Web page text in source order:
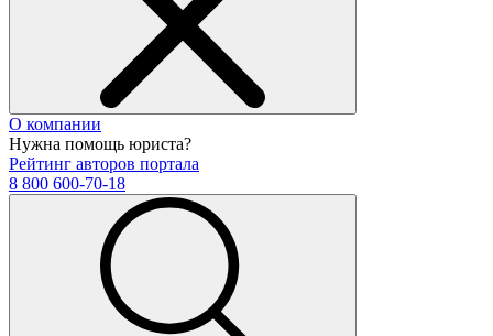
О компании
Нужна помощь юриста?
Рейтинг авторов портала
8 800 600-70-18